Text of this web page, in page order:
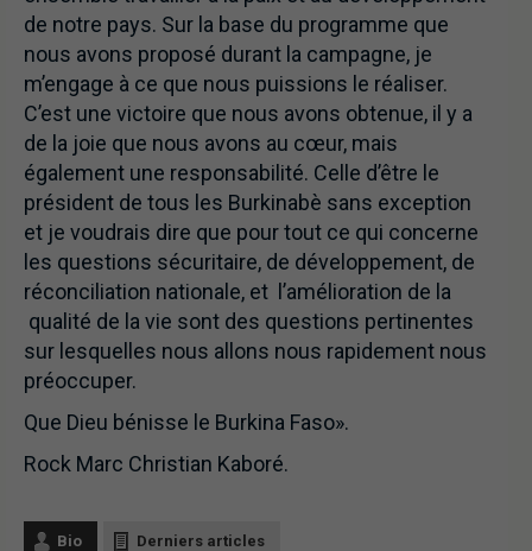
de notre pays. Sur la base du programme que
nous avons proposé durant la campagne, je
m’engage à ce que nous puissions le réaliser.
C’est une victoire que nous avons obtenue, il y a
de la joie que nous avons au cœur, mais
également une responsabilité. Celle d’être le
président de tous les Burkinabè sans exception
et je voudrais dire que pour tout ce qui concerne
les questions sécuritaire, de développement, de
réconciliation nationale, et l’amélioration de la
qualité de la vie sont des questions pertinentes
sur lesquelles nous allons nous rapidement nous
préoccuper.
Que Dieu bénisse le Burkina Faso».
Rock Marc Christian Kaboré.
Bio Derniers articles